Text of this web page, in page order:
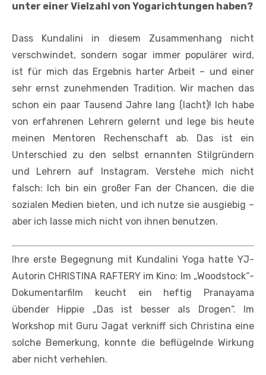
unter einer Vielzahl von Yogarichtungen haben?
Dass Kundalini in diesem Zusammenhang nicht
verschwindet, sondern sogar immer populärer wird,
ist für mich das Ergebnis harter Arbeit – und einer
sehr ernst zunehmenden Tradition. Wir machen das
schon ein paar Tausend Jahre lang (lacht)! Ich habe
von erfahrenen Lehrern gelernt und lege bis heute
meinen Mentoren Rechenschaft ab. Das ist ein
Unterschied zu den selbst ernannten Stilgründern
und Lehrern auf Instagram. Verstehe mich nicht
falsch: Ich bin ein großer Fan der Chancen, die die
sozialen Medien bieten, und ich nutze sie ausgiebig –
aber ich lasse mich nicht von ihnen benutzen.
Ihre erste Begegnung mit Kundalini Yoga hatte YJ-
Autorin CHRISTINA RAFTERY im Kino: Im „Woodstock“-
Dokumentarfilm keucht ein heftig Pranayama
übender Hippie „Das ist besser als Drogen“. Im
Workshop mit Guru Jagat verkniff sich Christina eine
solche Bemerkung, konnte die beflügelnde Wirkung
aber nicht verhehlen.